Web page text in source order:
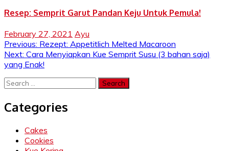
Resep: Semprit Garut Pandan Keju Untuk Pemula!
February 27, 2021 Ayu
Post
navigation
Previous: Rezept: Appetitlich Melted Macaroon
Next: Cara Menyiapkan Kue Semprit Susu (3 bahan saja)
yang Enak!
Search
Categories
Cakes
Cookies